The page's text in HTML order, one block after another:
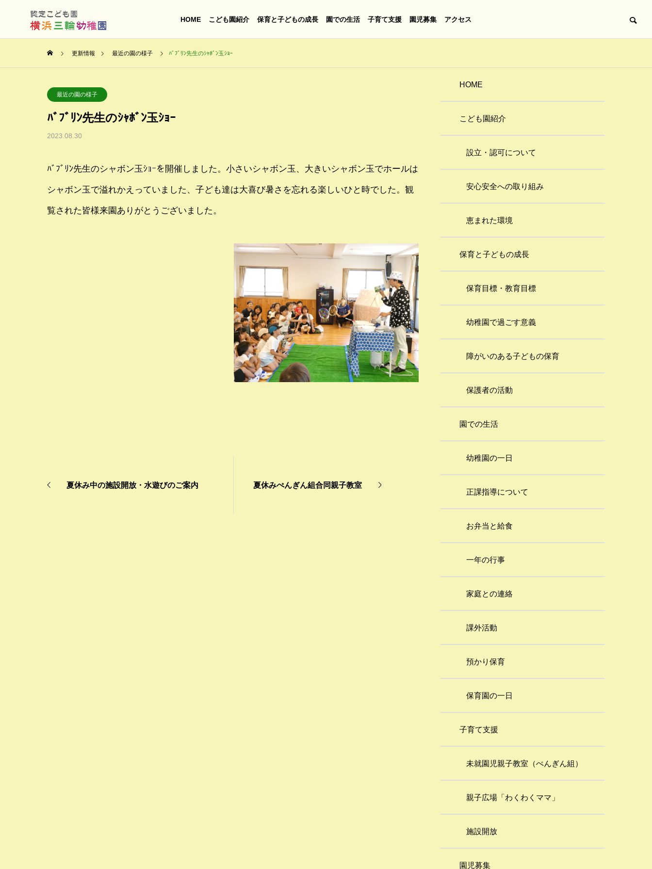
HOME こども園紹介 保育と子どもの成長 園での生活 子育て支援 園児募集 アクセス
更新情報 最近の園の様子 ﾊﾞﾌﾞﾘﾝ先生のｼｬﾎﾞﾝ玉ｼｮｰ
最近の園の様子
ﾊﾞﾌﾞﾘﾝ先生のｼｬﾎﾞﾝ玉ｼｮｰ
2023.08.30
ﾊﾞﾌﾞﾘﾝ先生のシャボン玉ｼｮｰを開催しました。小さいシャボン玉、大きいシャボン玉でホールは
シャボン玉で溢れかえっていました、子ども達は大喜び暑さを忘れる楽しいひと時でした。観
覧された皆様来園ありがとうございました。
夏休み中の施設開放・水遊びのご案内 夏休みぺんぎん組合同親子教室
HOME
こども園紹介
設立・認可について
安心安全への取り組み
恵まれた環境
保育と子どもの成長
保育目標・教育目標
幼稚園で過ごす意義
障がいのある子どもの保育
保護者の活動
園での生活
幼稚園の一日
正課指導について
お弁当と給食
一年の行事
家庭との連絡
課外活動
預かり保育
保育園の一日
子育て支援
未就園児親子教室（ぺんぎん組）
親子広場「わくわくママ」
施設開放
園児募集